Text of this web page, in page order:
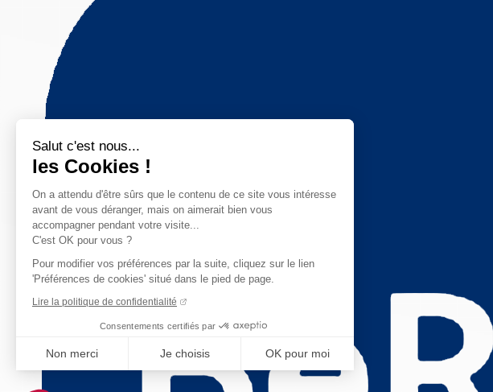
Salut c'est nous...
les Cookies !
On a attendu d'être sûrs que le contenu de ce site vous intéresse
avant de vous déranger, mais on aimerait bien vous
accompagner pendant votre visite...
C'est OK pour vous ?
Pour modifier vos préférences par la suite, cliquez sur le lien
'Préférences de cookies' situé dans le pied de page.
Lire la politique de confidentialité
Consentements certifiés par
Non merci Je choisis OK pour moi